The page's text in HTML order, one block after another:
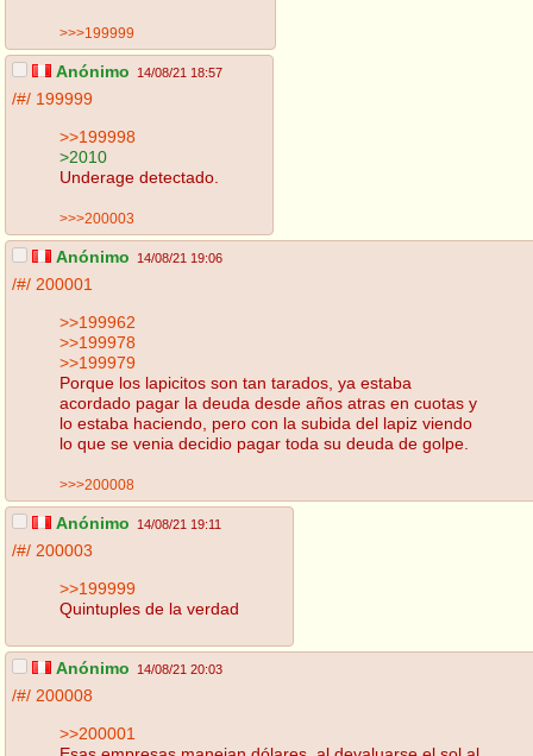
>>>199999
Anónimo 14/08/21 18:57
/#/ 199999
>>199998
>2010
Underage detectado.
>>>200003
Anónimo 14/08/21 19:06
/#/ 200001
>>199962
>>199978
>>199979
Porque los lapicitos son tan tarados, ya estaba
acordado pagar la deuda desde años atras en cuotas y
lo estaba haciendo, pero con la subida del lapiz viendo
lo que se venia decidio pagar toda su deuda de golpe.
>>>200008
Anónimo 14/08/21 19:11
/#/ 200003
>>199999
Quintuples de la verdad
Anónimo 14/08/21 20:03
/#/ 200008
>>200001